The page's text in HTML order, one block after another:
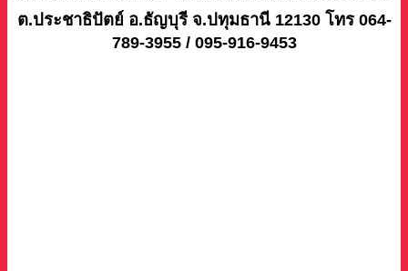
ต.ประชาธิปัตย์ อ.ธัญบุรี จ.ปทุมธานี 12130 โทร 064-
789-3955 / 095-916-9453